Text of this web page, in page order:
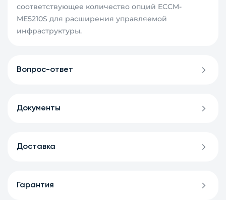
соответствующее количество опций ECCM-
ME5210S для расширения управляемой
инфраструктуры.
Вопрос-ответ
Документы
Доставка
Гарантия